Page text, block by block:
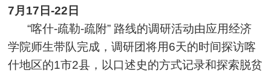
7月17日-22日
“喀什-疏勒-疏附” 路线的调研活动由应用经济
学院师生带队完成，调研团将用6天的时间探访喀
什地区的1市2县，以口述史的方式记录和探索脱贫